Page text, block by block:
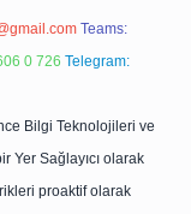
Teams:
0 726 Telegram:
Bilgi Teknolojileri ve
Yer Sağlayıcı olarak
proaktif olarak